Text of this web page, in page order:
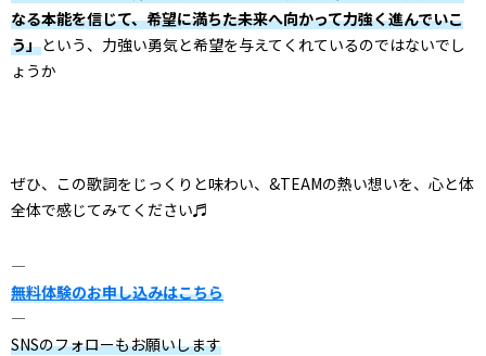
なる本能を信じて、希望に満ちた未来へ向かって力強く進んでいこ
う」という、力強い勇気と希望を与えてくれているのではないでし
ょうか
ぜひ、この歌詞をじっくりと味わい、&TEAMの熱い想いを、心と体
全体で感じてみてください♬
—
無料体験のお申し込みはこちら
—
SNSのフォローもお願いします